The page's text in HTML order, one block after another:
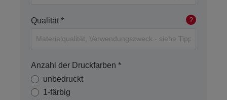
Qualität * ?
Anzahl der Druckfarben *
unbedruckt
1-färbig